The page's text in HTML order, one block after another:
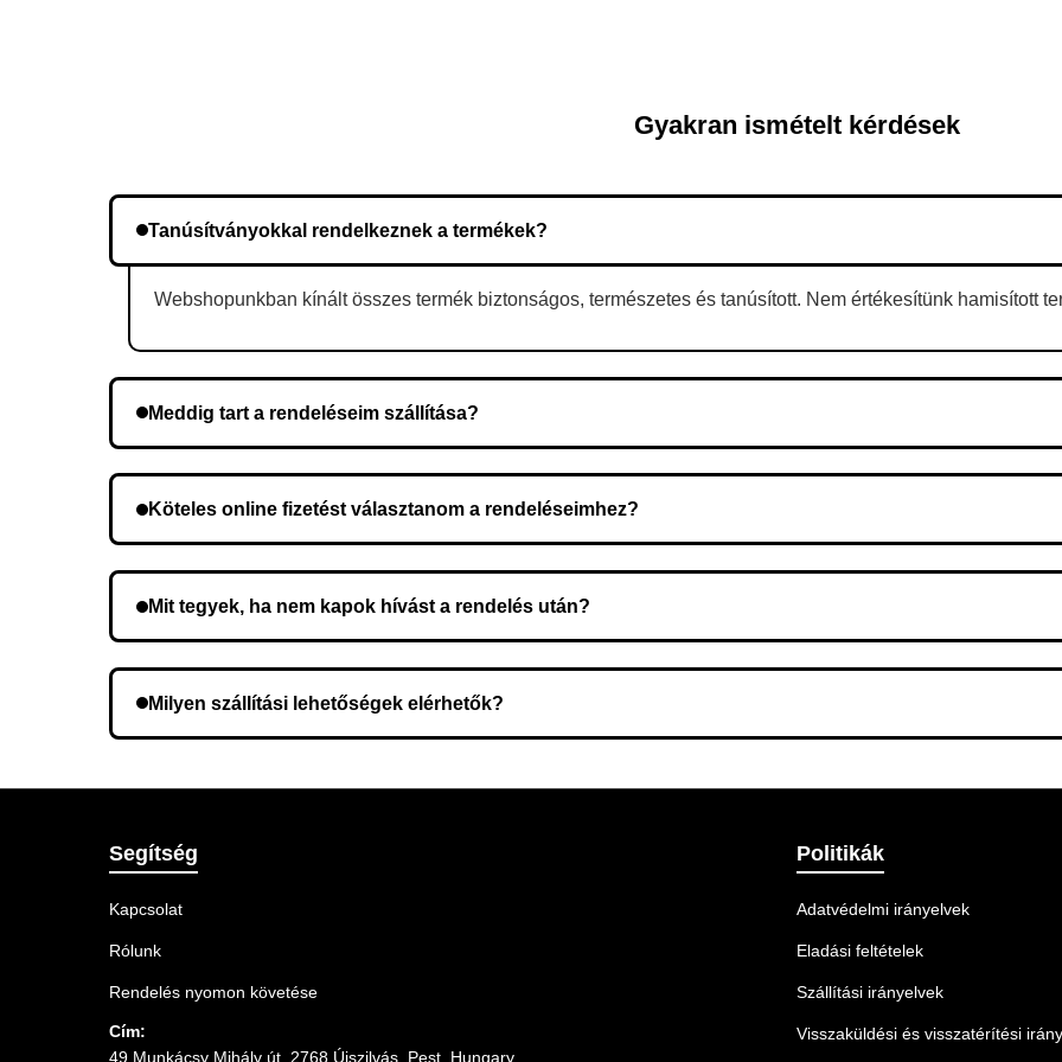
Gyakran ismételt kérdések
Tanúsítványokkal rendelkeznek a termékek?
Webshopunkban kínált összes termék biztonságos, természetes és tanúsított. Nem értékesítünk hamisított
Meddig tart a rendeléseim szállítása?
Köteles online fizetést választanom a rendeléseimhez?
Mit tegyek, ha nem kapok hívást a rendelés után?
Milyen szállítási lehetőségek elérhetők?
Segítség
Kapcsolat
Rólunk
Rendelés nyomon követése
Cím:
49 Munkácsy Mihály út, 2768 Újszilvás, Pest, Hungary
Politikák
Adatvédelmi irányelvek
Eladási feltételek
Szállítási irányelvek
Visszaküldési és visszatérítési